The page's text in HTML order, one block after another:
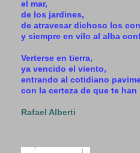
el mar,
de los jardines,
de atravesar dichoso los
y siempre en vilo al alba
Verterse en tierra,
ya vencido el viento,
entrando al cotidiano
con la certeza de que te han
Rafael Alberti